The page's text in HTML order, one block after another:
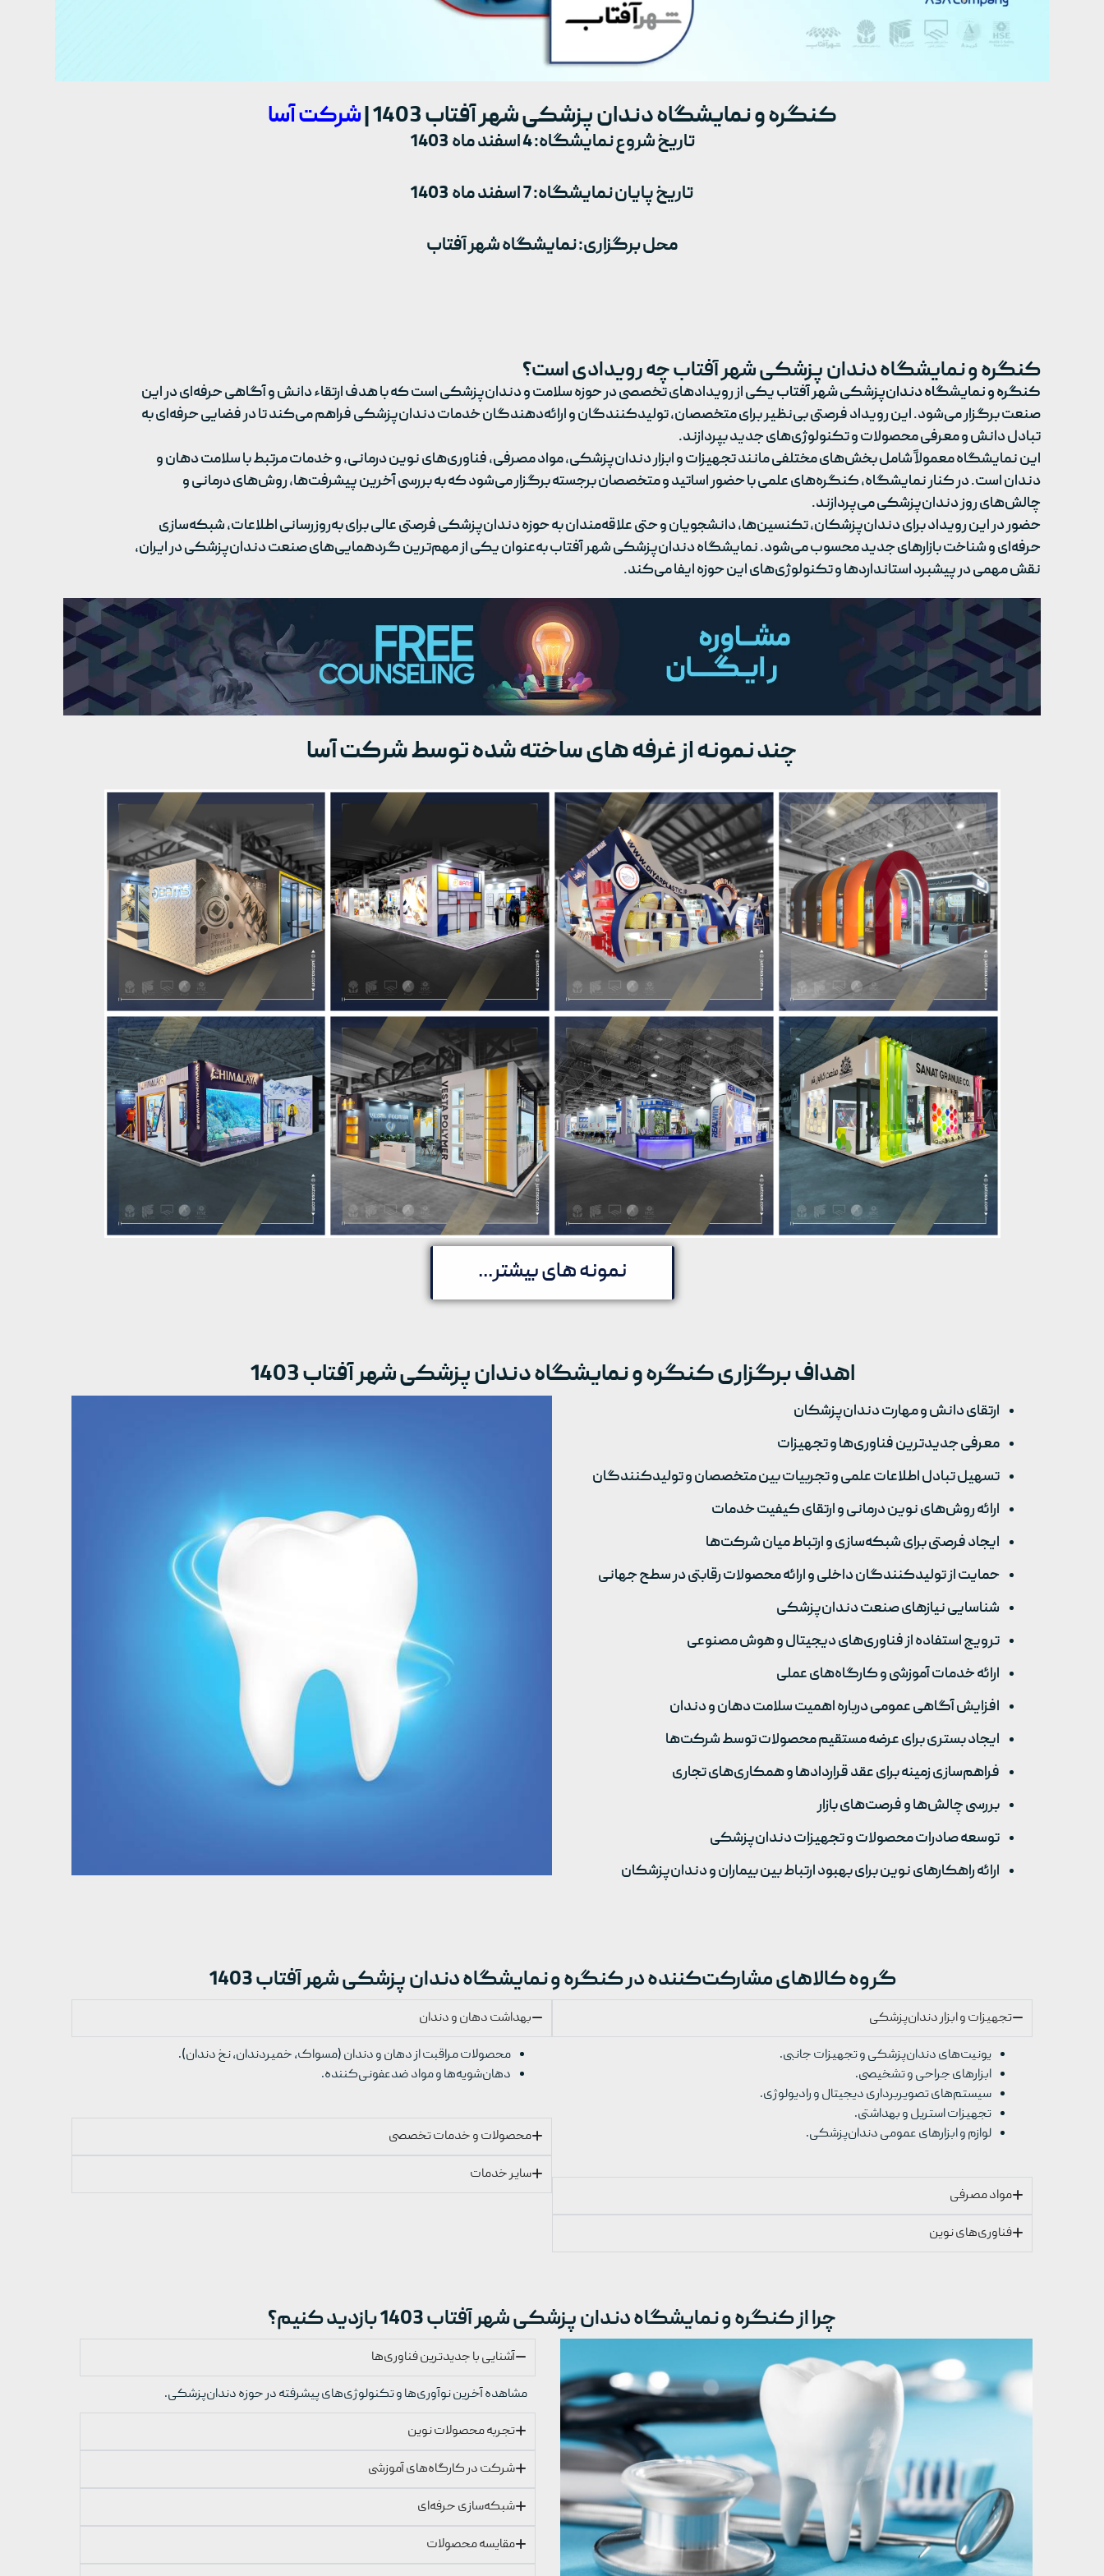
کنگره و نمایشگاه دندان پزشکی شهر آفتاب 1403 | شرکت آسا
تاریخ شروع نمایشگاه: 4 اسفند ماه 1403
تاریخ پایان نمایشگاه: 7 اسفند ماه 1403
محل برگزاری: نمایشگاه شهر آفتاب
کنگره و نمایشگاه دندان پزشکی شهر آفتاب چه رویدادی است؟
کنگره و نمایشگاه دندان‌پزشکی شهر آفتابیکی از رویدادهای تخصصی در حوزه سلامت و دندان‌پزشکی است که با هدف ارتقاء دانش و آگاهی حرفه‌ای در این
صنعت برگزار می‌شود. این رویداد فرصتی بی‌نظیر برای متخصصان، تولیدکنندگان و ارائه‌دهندگان خدمات دندان‌پزشکی فراهم می‌کند تا در فضایی حرفه‌ای به
تبادل دانش و معرفی محصولات و تکنولوژی‌های جدید بپردازند.
این نمایشگاه معمولاً شامل بخش‌های مختلفی مانند تجهیزات و ابزار دندان‌پزشکی، مواد مصرفی، فناوری‌های نوین درمانی، و خدمات مرتبط با سلامت دهان و
دندان است. در کنار نمایشگاه، کنگره‌های علمی با حضور اساتید و متخصصان برجسته برگزار می‌شود که به بررسی آخرین پیشرفت‌ها، روش‌های درمانی و
چالش‌های روز دندان‌پزشکی می‌پردازند.
حضور در این رویداد برای دندان‌پزشکان، تکنسین‌ها، دانشجویان و حتی علاقه‌مندان به حوزه دندان‌پزشکی فرصتی عالی برای به‌روزرسانی اطلاعات، شبکه‌سازی
حرفه‌ای و شناخت بازارهای جدید محسوب می‌شود. نمایشگاه دندان‌پزشکی شهر آفتاب به‌عنوان یکی از مهم‌ترین گردهمایی‌های صنعت دندان‌پزشکی در ایران،
نقش مهمی در پیشبرد استانداردها و تکنولوژی‌های این حوزه ایفا می‌کند.
چند نمونه از غرفه های ساخته شده توسط شرکت آسا
نمونه های بیشتر...
اهداف برگزاری کنگره و نمایشگاه دندان پزشکی شهر آفتاب 1403
ارتقای دانش و مهارت دندان‌پزشکان
معرفی جدیدترین فناوری‌ها و تجهیزات
تسهیل تبادل اطلاعات علمی و تجربیات بین متخصصان و تولیدکنندگان
ارائه روش‌های نوین درمانی و ارتقای کیفیت خدمات
ایجاد فرصتی برای شبکه‌سازی و ارتباط میان شرکت‌ها
حمایت از تولیدکنندگان داخلی و ارائه محصولات رقابتی در سطح جهانی
شناسایی نیازهای صنعت دندان‌پزشکی
ترویج استفاده از فناوری‌های دیجیتال و هوش مصنوعی
ارائه خدمات آموزشی و کارگاه‌های عملی
افزایش آگاهی عمومی درباره اهمیت سلامت دهان و دندان
ایجاد بستری برای عرضه مستقیم محصولات توسط شرکت‌ها
فراهم‌سازی زمینه برای عقد قراردادها و همکاری‌های تجاری
بررسی چالش‌ها و فرصت‌های بازار
توسعه صادرات محصولات و تجهیزات دندان‌پزشکی
ارائه راهکارهای نوین برای بهبود ارتباط بین بیماران و دندان‌پزشکان
گروه کالاهای مشارکت‌کننده در کنگره و نمایشگاه دندان پزشکی شهر آفتاب 1403
تجهیزات و ابزار دندان‌پزشکی
یونیت‌های دندان‌پزشکی و تجهیزات جانبی.
ابزارهای جراحی و تشخیصی.
سیستم‌های تصویربرداری دیجیتال و رادیولوژی.
تجهیزات استریل و بهداشتی.
لوازم و ابزارهای عمومی دندان‌پزشکی.
مواد مصرفی
فناوری‌های نوین
بهداشت دهان و دندان
محصولات مراقبت از دهان و دندان (مسواک، خمیردندان، نخ دندان).
دهان‌شویه‌ها و مواد ضدعفونی‌کننده.
محصولات و خدمات تخصصی
سایر خدمات
چرا از کنگره و نمایشگاه دندان پزشکی شهر آفتاب 1403 بازدید کنیم؟
آشنایی با جدیدترین فناوری‌ها
مشاهده آخرین نوآوری‌ها و تکنولوژی‌های پیشرفته در حوزه دندان‌پزشکی.
تجربه محصولات نوین
شرکت در کارگاه‌های آموزشی
شبکه‌سازی حرفه‌ای
مقایسه محصولات